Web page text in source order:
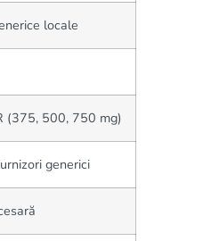
locale
(375, 500, 750 mg)
generici